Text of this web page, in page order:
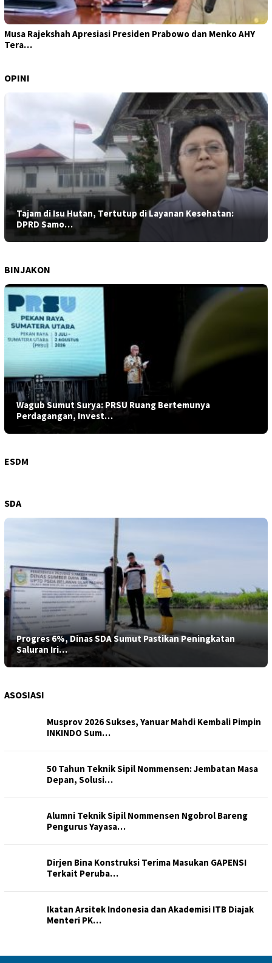
Musa Rajekshah Apresiasi Presiden Prabowo dan Menko AHY
Tera…
OPINI
Tajam di Isu Hutan, Tertutup di Layanan Kesehatan:
DPRD Samo…
BINJAKON
Wagub Sumut Surya: PRSU Ruang Bertemunya
Perdagangan, Invest…
ESDMSipiong…
SDA
Progres 6%, Dinas SDA Sumut Pastikan Peningkatan
Saluran Iri…
ASOSIASI
Musprov 2026 Sukses, Yanuar Mahdi Kembali Pimpin
INKINDO Sum…
50 Tahun Teknik Sipil Nommensen: Jembatan Masa
Depan, Solusi…
Alumni Teknik Sipil Nommensen Ngobrol Bareng
Pengurus Yayasa…
Dirjen Bina Konstruksi Terima Masukan GAPENSI
Terkait Peruba…
Ikatan Arsitek Indonesia dan Akademisi ITB Diajak
Menteri PK…